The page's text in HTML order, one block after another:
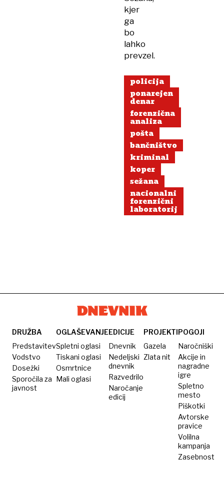
kjer
ga
bo
lahko
prevzel.
policija
ponarejen
denar
forenzična
analiza
pošta
bančništvo
kriminal
koper
sežana
nacionalni
forenzični
laboratorij
DRUŽBA
Predstavitev
Vodstvo
Dosežki
Sporočila za
javnost
OGLAŠEVANJE
Spletni oglasi
Tiskani oglasi
Osmrtnice
Mali oglasi
EDICIJE
Dnevnik
Nedeljski
dnevnik
Razvedrilo
Naročanje
edicij
PROJEKTI
Gazela
Zlata nit
POGOJI
Naročniški
Akcije in
nagradne
igre
Spletno
mesto
Piškotki
Avtorske
pravice
Volilna
kampanja
Zasebnost